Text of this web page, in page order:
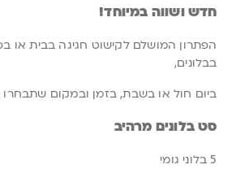
חדש ושווה במיוחד!
הפתרון המושלם לקישוט חגיגה בבית או
בבלונים,
ביום חול או בשבת, בזמן ובמקום שתבחרו
סט בלונים מרהיב
5 בלוני גומי